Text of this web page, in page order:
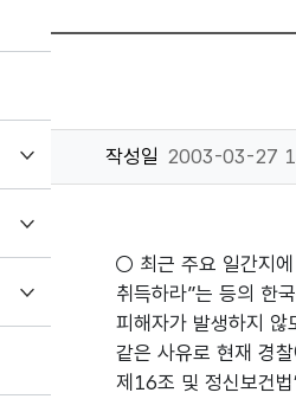
작성일 2003-03-27
○ 최근 주요 일간지에
취득하라”는 등의 한
피해자가 발생하지
같은 사유로 현재 경
제16조 및 정신보건